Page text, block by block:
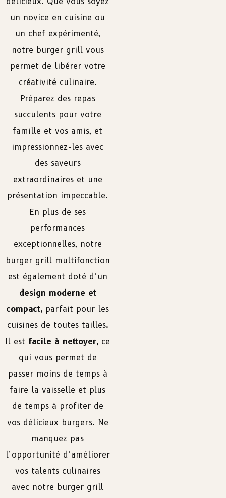
un novice en cuisine ou
un chef expérimenté,
notre burger grill vous
permet de libérer votre
créativité culinaire.
Préparez des repas
succulents pour votre
famille et vos amis, et
impressionnez-les avec
des saveurs
extraordinaires et une
présentation impeccable.
En plus de ses
performances
exceptionnelles, notre
burger grill multifonction
est également doté d’un
design moderne et
compact, parfait pour les
cuisines de toutes tailles.
Il est facile à nettoyer, ce
qui vous permet de
passer moins de temps à
faire la vaisselle et plus
de temps à profiter de
vos délicieux burgers. Ne
manquez pas
l’opportunité d’améliorer
vos talents culinaires
avec notre burger grill